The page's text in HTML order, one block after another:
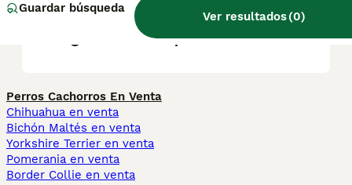
Guardar búsqueda
Ver resultados(0)
¿Es legal tener un Dogo
Argentino en España?
Perros Cachorros En Venta
Chihuahua en venta
Bichón Maltés en venta
Yorkshire Terrier en venta
Pomerania en venta
Border Collie en venta